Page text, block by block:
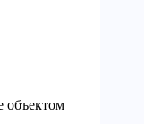
объектом